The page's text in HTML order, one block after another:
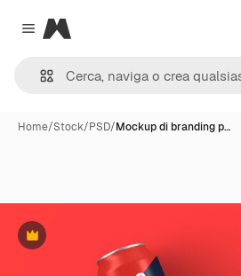
Close menu
Magnific
Home/Stock/PSD/Mockup di branding p…
Premium